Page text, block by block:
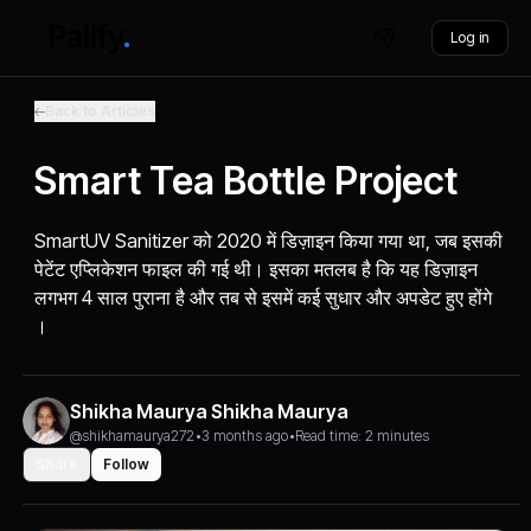
Log in
Smart Tea Bottle Project
SmartUV Sanitizer को 2020 में डिज़ाइन किया गया था, जब इसकी
पेटेंट एप्लिकेशन फाइल की गई थी। इसका मतलब है कि यह डिज़ाइन
लगभग 4 साल पुराना है और तब से इसमें कई सुधार और अपडेट हुए होंगे
।
Shikha Maurya Shikha Maurya
@shikhamaurya272 •3 months ago•Read time: 2 minutes
Follow